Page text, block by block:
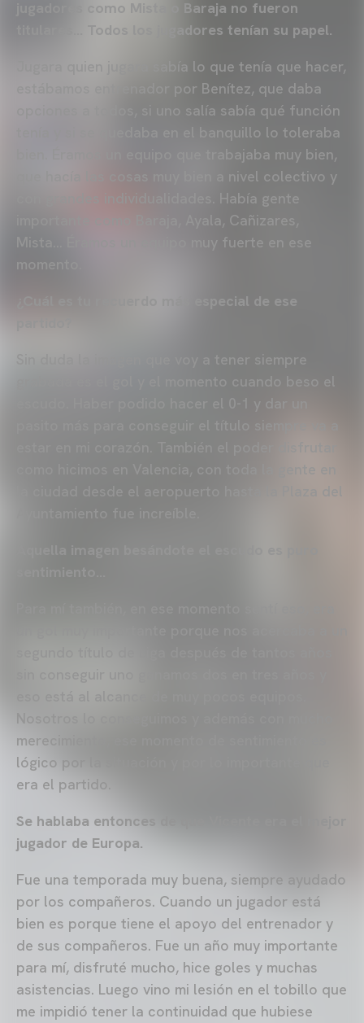
jugadores como Mista o Baraja no fueron
titulares… Todos los jugadores tenían su papel.
Jugara quien jugara sabía lo que tenía que hacer,
estábamos entrenador por Benítez, que daba
opciones a todos, si uno salía sabía qué función
tenía y si se quedaba en el banquillo lo toleraba
bien. Éramos un equipo que trabajaba muy bien,
que hacía las cosas muy bien a nivel colectivo y
con grandes individualidades. Había gente
importante como Baraja, Ayala, Cañizares,
Mista… Éramos un equipo muy fuerte en ese
¿Cuál es tu recuerdo más especial de ese
Sin duda la imagen que voy a tener siempre
grabada es el gol y el momento cuando beso el
Nosotros lo conseguimos y además con mucho
merecimiento, ese momento de sentimiento es
lógico por la situación y por lo importante que
era el partido.
Se hablaba entonces de que Vicente era el mejor
jugador de Europa.
Fue una temporada muy buena, siempre ayudado
por los compañeros. Cuando un jugador está
bien es porque tiene el apoyo del entrenador y
de sus compañeros. Fue un año muy importante
para mí, disfruté mucho, hice goles y muchas
asistencias. Luego vino mi lesión en el tobillo que
me impidió tener la continuidad que hubiese